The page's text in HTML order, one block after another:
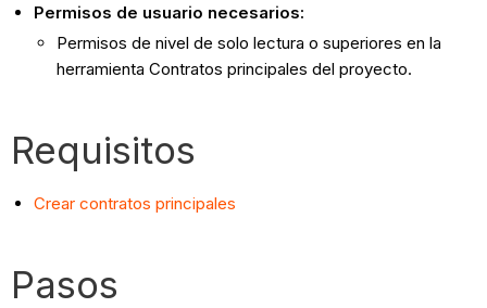
Permisos de usuario necesarios:
Permisos de nivel de solo lectura o superiores en la
herramienta Contratos principales del proyecto.
Requisitos
Crear contratos principales
Pasos